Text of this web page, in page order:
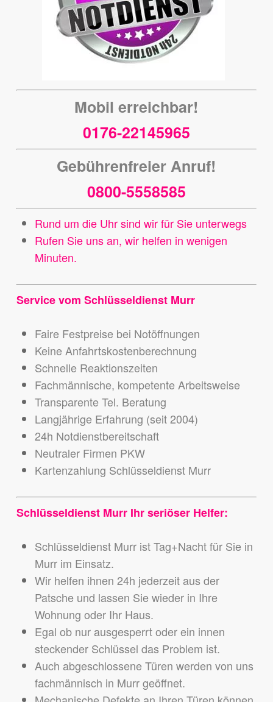
Mobil erreichbar!
0176-22145965
Gebührenfreier Anruf!
0800-5558585
Rund um die Uhr sind wir für Sie unterwegs
Rufen Sie uns an, wir helfen in wenigen
Minuten.
Service vom Schlüsseldienst Murr
Faire Festpreise bei Notöffnungen
Keine Anfahrtskostenberechnung
Schnelle Reaktionszeiten
Fachmännische, kompetente Arbeitsweise
Transparente Tel. Beratung
Langjährige Erfahrung (seit 2004)
24h Notdienstbereitschaft
Neutraler Firmen PKW
Kartenzahlung Schlüsseldienst Murr
Schlüsseldienst Murr Ihr seriöser Helfer:
Schlüsseldienst Murr ist Tag+Nacht für Sie in
Murr im Einsatz.
Wir helfen ihnen 24h jederzeit aus der
Patsche und lassen Sie wieder in Ihre
Wohnung oder Ihr Haus.
Egal ob nur ausgesperrt oder ein innen
steckender Schlüssel das Problem ist.
Auch abgeschlossene Türen werden von uns
fachmännisch in Murr geöffnet.